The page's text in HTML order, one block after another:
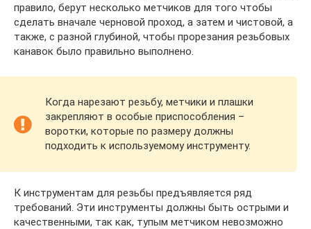
правило, берут несколько метчиков для того чтобы
сделать вначале черновой проход, а затем и чистовой, а
также, с разной глубиной, чтобы прорезания резьбовых
канавок было правильно выполнено.
Когда нарезают резьбу, метчики и плашки
закрепляют в особые приспособления –
воротки, которые по размеру должны
подходить к используемому инструменту.
К инструментам для резьбы предъявляется ряд
требований. Эти инструменты должны быть острыми и
качественными, так как, тупым метчиком невозможно